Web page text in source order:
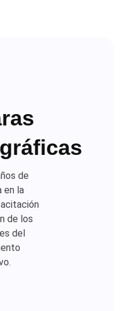
de
en la
de los
del